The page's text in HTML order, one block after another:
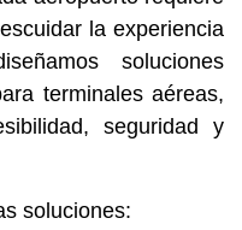
la experiencia
soluciones
terminales aéreas,
seguridad y
soluciones: